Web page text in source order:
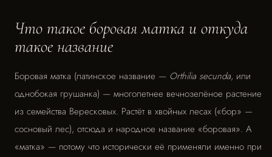
Что такое боровая матка и откуда
такое название
Боровая матка (латинское название — Orthilia secunda, или
однобокая грушанка) — многолетнее вечнозелёное растение
из семейства Вересковых. Растёт в хвойных лесах («бор» —
сосновый лес), отсюда и народное название «боровая». А
«матка» — потому что исторически её применяли именно при